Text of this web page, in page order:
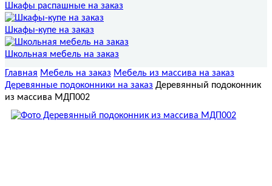
Шкафы распашные на заказ
Шкафы-купе на заказ
Школьная мебель на заказ
Главная Мебель на заказ Мебель из массива на заказ
Деревянные подоконники на заказ Деревянный подоконник
из массива МДП002